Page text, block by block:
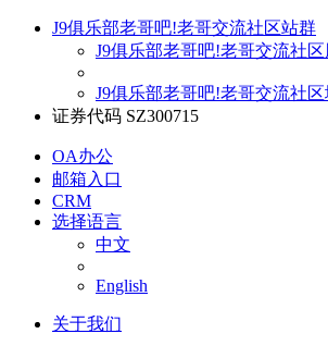
J9俱乐部老哥吧!老哥交流社区站群
J9俱乐部老哥吧!老哥交流社
J9俱乐部老哥吧!老哥交流社
证券代码 SZ300715
OA办公
邮箱入口
CRM
选择语言
中文
English
关于我们